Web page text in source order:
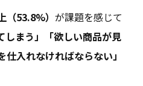
（53.8%） が課題を感じて
しまう」「欲しい商品が見
入れなければならない」